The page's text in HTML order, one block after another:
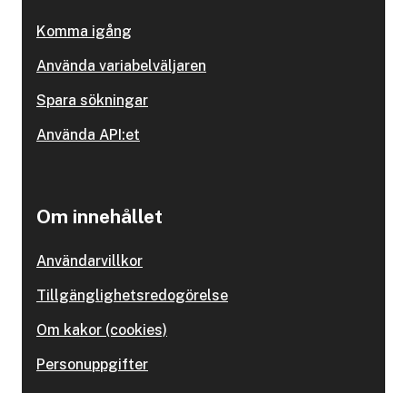
Komma igång
Använda variabelväljaren
Spara sökningar
Använda API:et
Om innehållet
Användarvillkor
Tillgänglighetsredogörelse
Om kakor (cookies)
Personuppgifter